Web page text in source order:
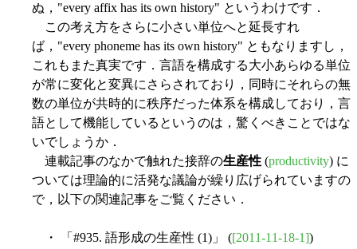
ぬ，"every affix has its own history" というわけです．
この考え方をさらに小さい単位へと延長すれ
ば，"every phoneme has its own history" ともなりますし，
これもまた真実です．言語を構成する大小あらゆる単位
が常に変化と変異にさらされており，同時にそれらの無
数の単位が共時的に秩序だった体系を構成しており，言
語として機能しているというのは，驚くべきことではな
いでしょうか．
連載記事のなかで触れた接辞の生産性 (productivity) に
ついては理論的に活発な議論が繰り広げられていますの
で，以下の関連記事をご覧ください．
・ 「#935. 語形成の生産性 (1)」 ([2011-11-18-1])